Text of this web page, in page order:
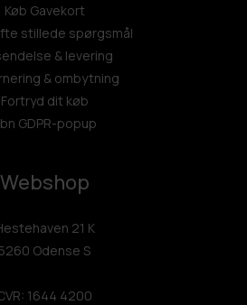
Køb Gavekort
stillede spørgsmål
& levering
& ombytning
Fortryd dit køb
GDPR-popup
Webshop
21 K
5260 Odense S
1644 4200